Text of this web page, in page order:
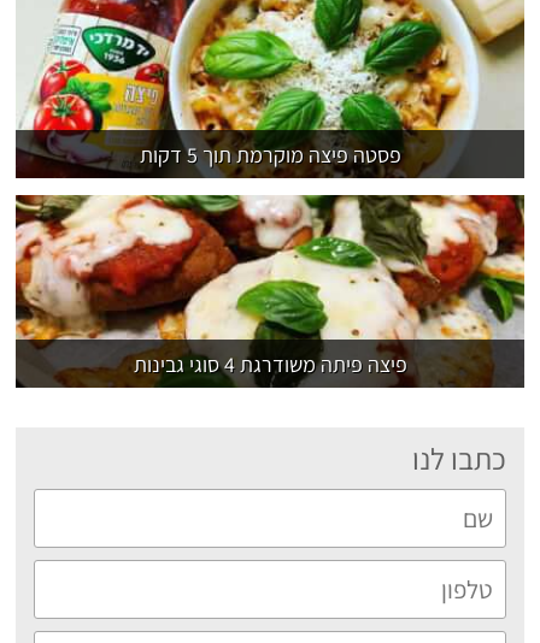
פסטה פיצה מוקרמת תוך 5 דקות
פיצה פיתה משודרגת 4 סוגי גבינות
כתבו לנו